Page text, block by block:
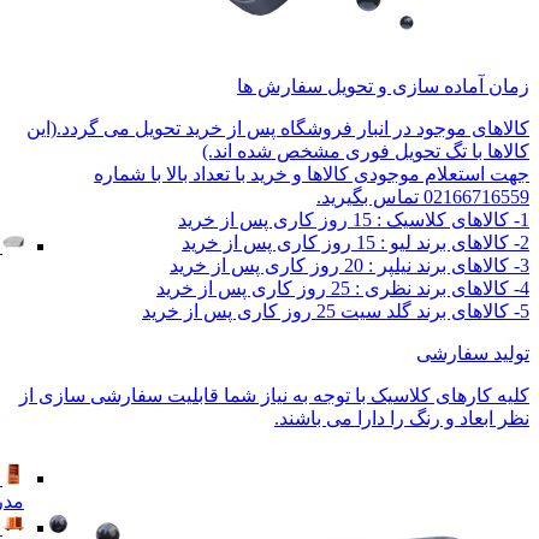
زمان آماده سازی و تحویل سفارش ها
کالاهای موجود در انبار فروشگاه پس از خرید تحویل می گردد.(این
کالاها با تگ تحویل فوری مشخص شده اند.)
جهت استعلام موجودی کالاها و خرید با تعداد بالا با شماره
02166716559 تماس بگیرید.
1- کالاهای کلاسیک : 15 روز کاری پس از خرید
2- کالاهای برند لیو : 15 روز کاری پس از خرید
3- کالاهای برند نیلپر : 20 روز کاری پس از خرید
4- کالاهای برند نظری : 25 روز کاری پس از خرید
5- کالاهای برند گلد سیت 25 روز کاری پس از خرید
تولید سفارشی
کلیه کارهای کلاسیک با توجه به نیاز شما قابلیت سفارشی سازی از
نظر ابعاد و رنگ را دارا می باشند.